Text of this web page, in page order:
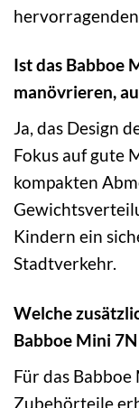
Ist das Babboe
manövrieren,
Ja, das Design
Fokus auf gute
kompakten
Kindern ein
Stadtverkehr.
Welche
Babboe Mini
Für das
Zubehörteile